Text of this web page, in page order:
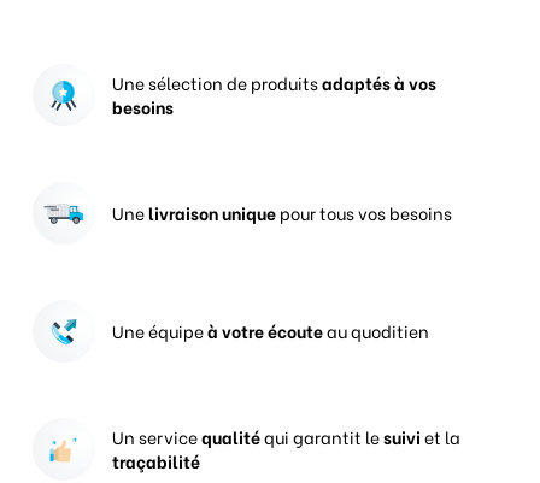
Une sélection de produitsadaptés à vos
besoins
Unelivraison uniquepour tous vos besoins
Une équipeà votre écouteau quoditien
Un servicequalitéqui garantit lesuiviet la
traçabilité